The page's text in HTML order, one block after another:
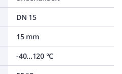
DN 15
15 mm
-40...120 °C